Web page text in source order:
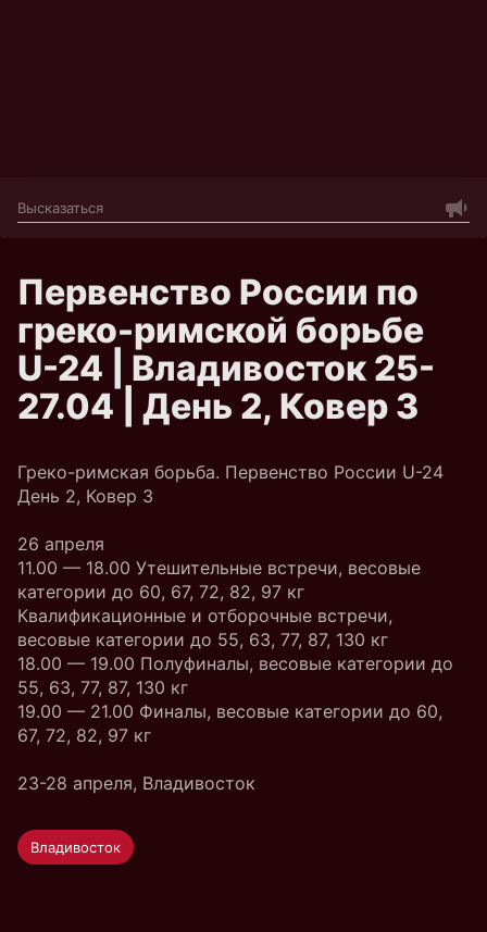
Первенство России по
греко-римской борьбе
U-24 | Владивосток 25-
27.04 | День 2, Ковер 3
Греко-римская борьба. Первенство России U-24
День 2, Ковер 3
26 апреля
11.00 — 18.00 Утешительные встречи, весовые
категории до 60, 67, 72, 82, 97 кг
Квалификационные и отборочные встречи,
весовые категории до 55, 63, 77, 87, 130 кг
18.00 — 19.00 Полуфиналы, весовые категории до
55, 63, 77, 87, 130 кг
19.00 — 21.00 Финалы, весовые категории до 60,
67, 72, 82, 97 кг
23-28 апреля, Владивосток
Владивосток